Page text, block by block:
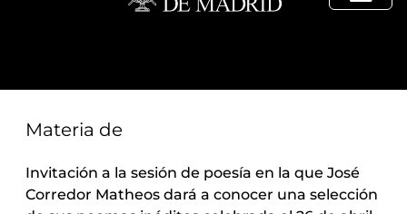
Materia de
Invitación a la sesión de poesía en la que José
Corredor Matheos dará a conocer una selección